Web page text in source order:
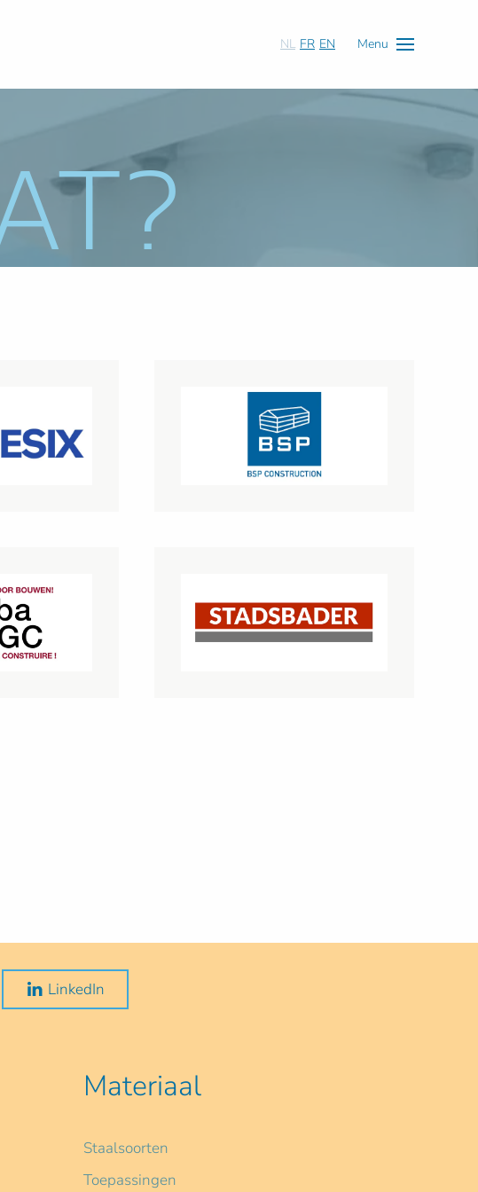
NL FR EN Menu
LinkedIn
Materiaal
Staalsoorten
Toepassingen